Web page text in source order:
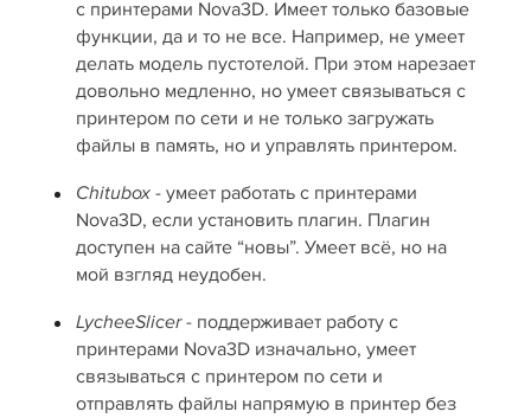
с принтерами Nova3D. Имеет только базовые
функции, да и то не все. Например, не умеет
делать модель пустотелой. При этом нарезает
довольно медленно, но умеет связываться с
принтером по сети и не только загружать
файлы в память, но и управлять принтером.
Chitubox - умеет работать с принтерами
Nova3D, если установить плагин. Плагин
доступен на сайте “новы”. Умеет всё, но на
мой взгляд неудобен.
LycheeSlicer- поддерживает работу с
принтерами Nova3D изначально, умеет
связываться с принтером по сети и
отправлять файлы напрямую в принтер без